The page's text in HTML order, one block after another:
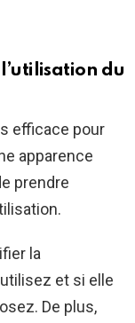
du
efficace pour
apparence
prendre
la
et si elle
De plus,